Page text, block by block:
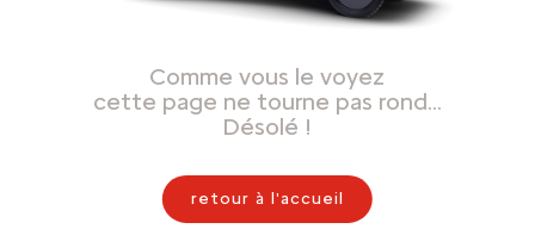
Comme vous le voyez
cette page ne tourne pas rond…
Désolé !
retour à l'accueil